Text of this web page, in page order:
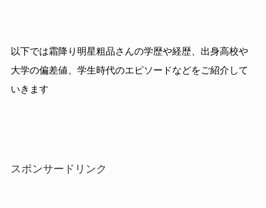
以下では霜降り明星粗品さんの学歴や経歴、出身高校や
大学の偏差値、学生時代のエピソードなどをご紹介して
いきます
スポンサードリンク